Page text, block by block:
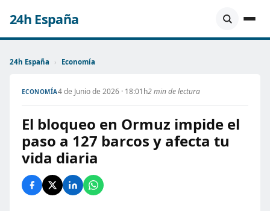
24h España
24h España › Economía
ECONOMÍA4 de Junio de 2026 · 18:01h2 min de lectura
El bloqueo en Ormuz impide el
paso a 127 barcos y afecta tu
vida diaria